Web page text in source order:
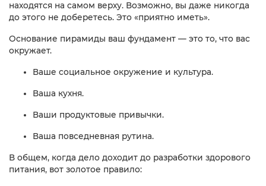
находятся на самом верху. Возможно, вы даже никогда
до этого не доберетесь. Это «приятно иметь».
Основание пирамиды ваш фундамент — это то, что вас
окружает.
Ваше социальное окружение и культура.
Ваша кухня.
Ваши продуктовые привычки.
Ваша повседневная рутина.
В общем, когда дело доходит до разработки здорового
питания, вот золотое правило: